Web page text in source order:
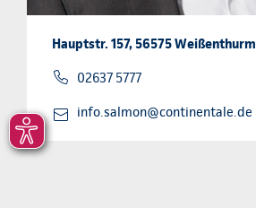
Hauptstr. 157, 56575 Weißenthurm
02637 5777
info.salmon@continentale.de